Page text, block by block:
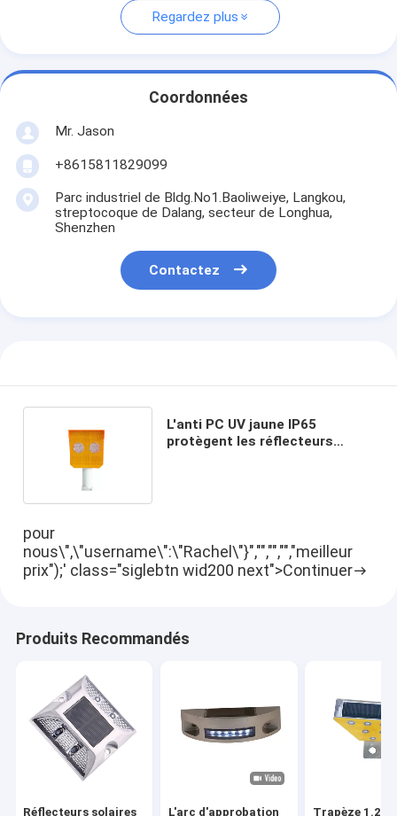
Regardez plus
Coordonnées
Mr. Jason
+8615811829099
Parc industriel de Bldg.No1.Baoliweiye, Langkou,
streptocoque de Dalang, secteur de Longhua,
Shenzhen
Contactez
L'anti PC UV jaune IP65
protègent les réflecteurs
pour
nous\",\"username\":\"Rachel\"}","","","","meilleur
prix");' class="siglebtn wid200 next">Continuer
Produits Recommandés
Réflecteurs solaires L'arc d'approbation Trapèze 1.2V